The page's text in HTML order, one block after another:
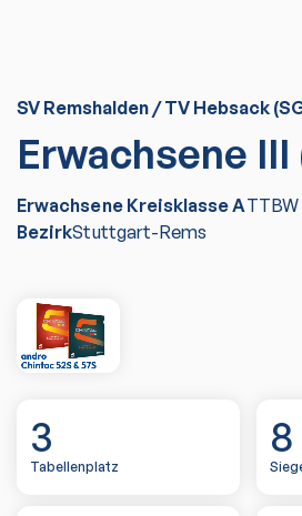
SV Remshalden / TV Hebsack
Erwachsene III
Erwachsene Kreisklasse ATTBW
BezirkStuttgart-Rems
3
Tabellenplatz
8